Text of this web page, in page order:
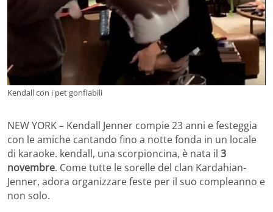
Kendall con i pet gonfiabili
NEW YORK – Kendall Jenner compie 23 anni e festeggia
con le amiche cantando fino a notte fonda in un locale
di karaoke. kendall, una scorpioncina, è nata il 3
novembre. Come tutte le sorelle del clan Kardahian-
Jenner, adora organizzare feste per il suo compleanno e
non solo.